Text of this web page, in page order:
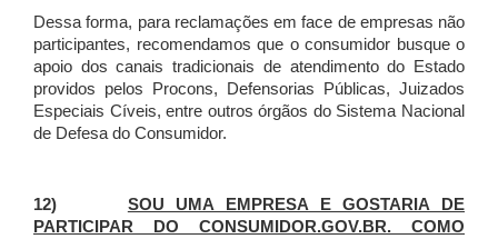
Dessa forma, para reclamações em face de empresas não
participantes, recomendamos que o consumidor busque o
apoio dos canais tradicionais de atendimento do Estado
providos pelos Procons, Defensorias Públicas, Juizados
Especiais Cíveis, entre outros órgãos do Sistema Nacional
de Defesa do Consumidor.
12) SOU UMA EMPRESA E GOSTARIA DE
PARTICIPAR DO CONSUMIDOR.GOV.BR. COMO